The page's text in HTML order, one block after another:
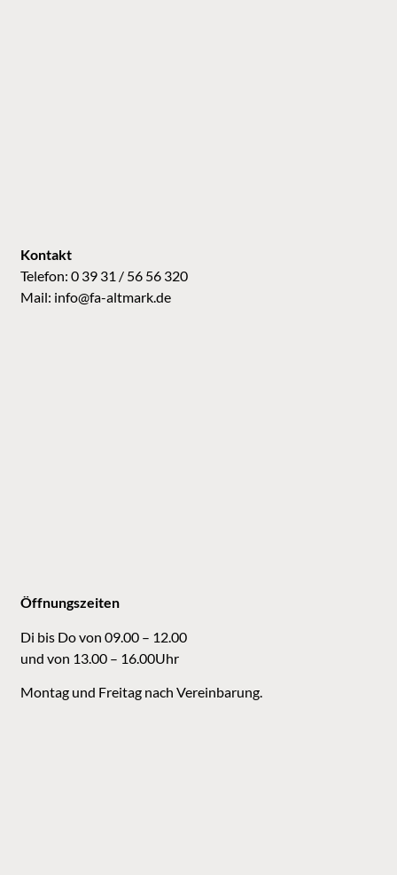
Öffnungszeiten
Di bis Do von 09.00 – 12.00
und von 13.00 – 16.00Uhr
Montag und Freitag nach Vereinbarung.
Kontakt
Telefon: 0 39 31 / 56 56 320
Mail: info@fa-altmark.de